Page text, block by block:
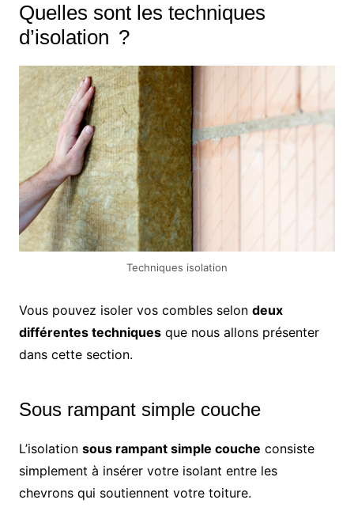
Quelles sont les techniques
d’isolation ?
Techniques isolation
Vous pouvez isoler vos combles selon deux
différentes techniquesque nous allons présenter
dans cette section.
Sous rampant simple couche
L’isolation sous rampant simple couche consiste
simplement à insérer votre isolant entre les
chevrons qui soutiennent votre toiture.